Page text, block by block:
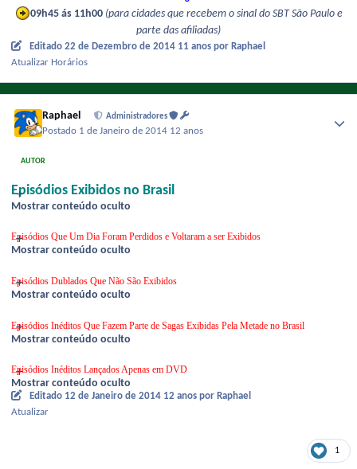
09h45 ás 11h00 (para cidades que recebem o sinal do SBT São Paulo e
parte das afiliadas)
Editado 22 de Dezembro de 2014 11 anos por Raphael
Atualizar Horários
Raphael Administradores
Postado 1 de Janeiro de 2014 12 anos
AUTOR
Episódios Exibidos no Brasil
Mostrar conteúdo oculto
Episódios Que Um Dia Foram Perdidos e Voltaram a ser Exibidos
Mostrar conteúdo oculto
Episódios Dublados Que Não São Exibidos
Mostrar conteúdo oculto
Episódios Inéditos Que Fazem Parte de Sagas Exibidas Pela Metade no Brasil
Mostrar conteúdo oculto
Episódios Inéditos Lançados Apenas em DVD
Mostrar conteúdo oculto
Editado 12 de Janeiro de 2014 12 anos por Raphael
Atualizar
1